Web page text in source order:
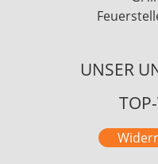
UNSER